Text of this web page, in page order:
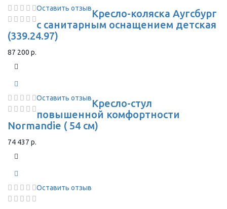
Оставить отзывКресло-коляска Аугсбург
с санитарным оснащением детская
(339.24.97)
87 200 р.
Оставить отзывКресло-стул
повышенной комфортности
Normandie ( 54 см)
74 437 р.
Оставить отзыв